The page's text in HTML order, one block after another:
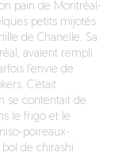
pain de Montréal-
petits mijotés
de Chanelle. Sa
avaient rempli
l’envie de
C’était
se contentait de
le frigo et le
poireaux-
de chirashi